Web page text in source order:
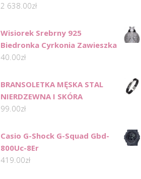
2 638.00zł
Wisiorek Srebrny 925
Biedronka Cyrkonia Zawieszka
40.00zł
BRANSOLETKA MĘSKA STAL
NIERDZEWNA I SKÓRA
99.00zł
Casio G-Shock G-Squad Gbd-
800Uc-8Er
419.00zł